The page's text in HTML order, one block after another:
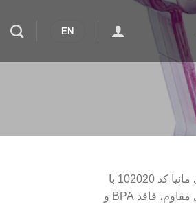
EN
یخدان و جایخی طرح انگشتی مانیا کد 102020 با
طراحی شیک و بدنه کریستالی مقاوم، فاقد BPA و